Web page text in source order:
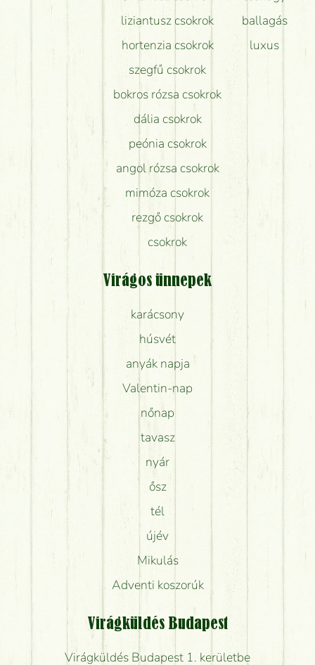
liziantusz csokrok
hortenzia csokrok
szegfű csokrok
bokros rózsa csokrok
dália csokrok
peónia csokrok
angol rózsa csokrok
mimóza csokrok
rezgő csokrok
csokrok
ballagás
luxus
Virágos ünnepek
karácsony
húsvét
anyák napja
Valentin-nap
nőnap
tavasz
nyár
ősz
tél
újév
Mikulás
Adventi koszorúk
Virágküldés Budapest
Virágküldés Budapest 1. kerületbe